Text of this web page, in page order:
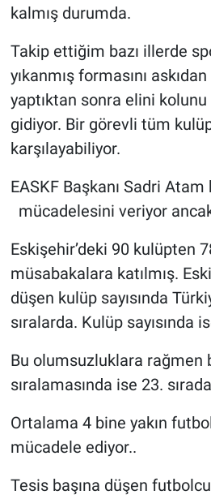
kalmış durumda.
Takip ettiğim bazı illerde
yıkanmış formasını
yaptıktan sonra elini
gidiyor. Bir görevli tüm
karşılayabiliyor.
EASKF Başkanı Sadri
mücadelesini veriyor
Eskişehir’deki 90 kulüpten
müsabakalara katılmış.
düşen kulüp sayısında
sıralarda. Kulüp sayısında
Bu olumsuzluklara rağmen
sıralamasında ise 23.
Ortalama 4 bine yakın
mücadele ediyor..
Tesis başına düşen